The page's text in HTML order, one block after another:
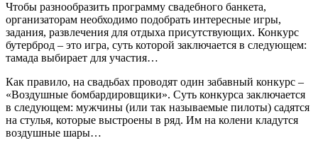
Чтобы разнообразить программу свадебного банкета,
организаторам необходимо подобрать интересные игры,
задания, развлечения для отдыха присутствующих. Конкурс
бутерброд – это игра, суть которой заключается в следующем:
тамада выбирает для участия…
Как правило, на свадьбах проводят один забавный конкурс –
«Воздушные бомбардировщики». Суть конкурса заключается
в следующем: мужчины (или так называемые пилоты) садятся
на стулья, которые выстроены в ряд. Им на колени кладутся
воздушные шары…